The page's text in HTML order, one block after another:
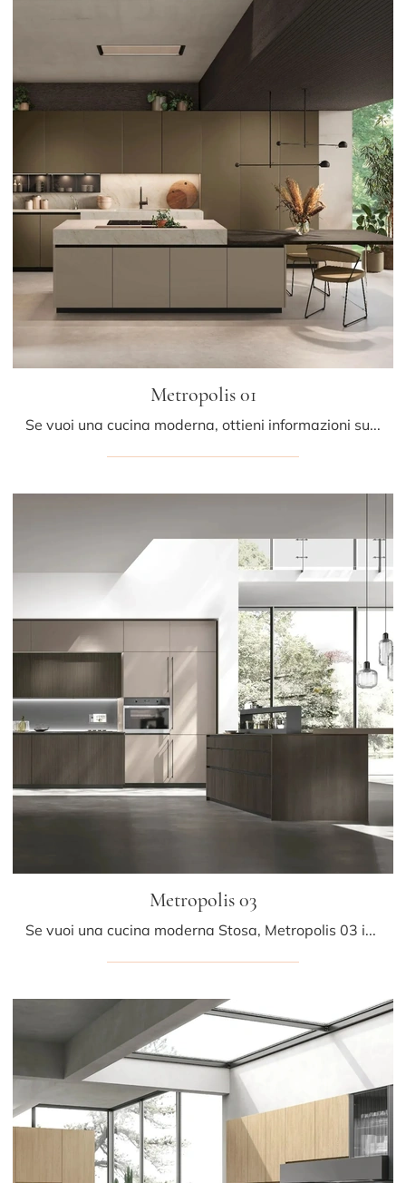
Metropolis 01
Se vuoi una cucina moderna, ottieni informazioni sul modello Metropolis 01 Stosa.
Metropolis 03
Se vuoi una cucina moderna Stosa, Metropolis 03 in legno ti attende nel nostro negozio di Cucine Moderne con penisola.